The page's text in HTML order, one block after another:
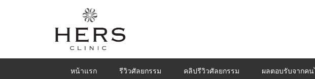
หน้าแรก รีวิวศัลยกรรม คลิปรีวิวศัลยกรรม ผลตอบรับจากคน